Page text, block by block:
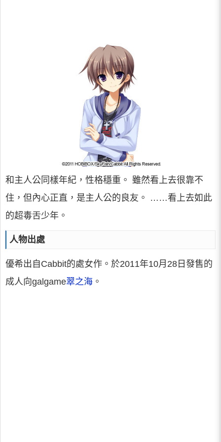
和主人公同樣年紀，性格穩重。 雖然看上去很靠不
住，但內心正直，是主人公的良友。 ……看上去如此
的超毒舌少年。
人物出處
優希出自Cabbit的處女作。於2011年10月28日發售的
成人向galgame翠之海 。